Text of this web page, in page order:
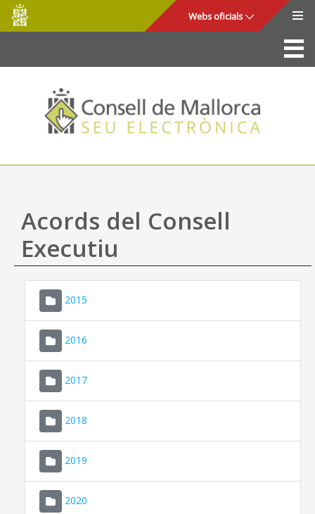
Salta al contingut principal
Consell
de
Mallorca
Webs oficials
La Seu
Consell de Mallorca
Accés i seguretat
Utilitats
Ajuda
Acords del Consell
Executiu
2015
2016
2017
2018
2019
2020